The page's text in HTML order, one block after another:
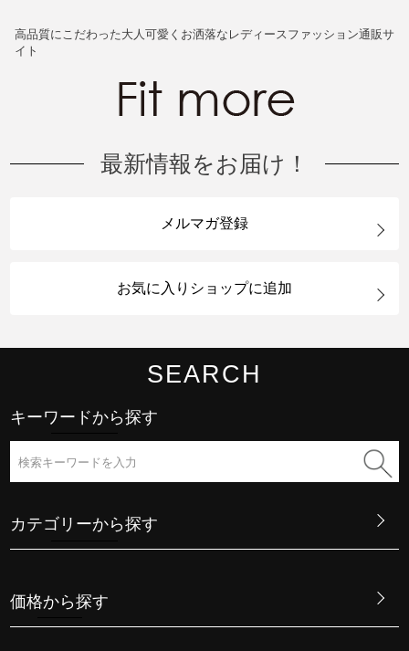
高品質にこだわった大人可愛くお洒落なレディースファッション通販サ
イト
最新情報をお届け！
メルマガ登録
お気に入りショップに追加
SEARCH
キーワードから探す
カテゴリーから探す
価格から探す